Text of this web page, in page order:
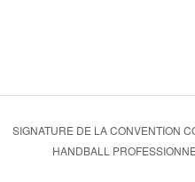
SIGNATURE DE LA CONVENTION
HANDBALL